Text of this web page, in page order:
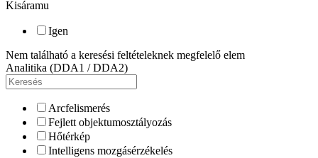
Kisáramu
Igen
Nem található a keresési feltételeknek megfelelő elem
Analitika (DDA1 / DDA2)
Arcfelismerés
Fejlett objektumosztályozás
Hőtérkép
Intelligens mozgásérzékelés